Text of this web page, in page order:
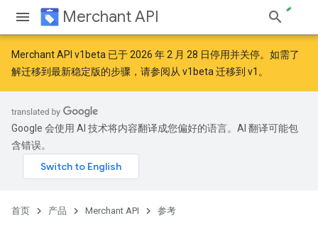
Merchant API
Merchant API v1beta 已于 2026 年 2 月 28 日停用并关停。如需了
解迁移到最新稳定版的步骤，请参阅从 v1beta 迁移到 v1 。
Google 会使用 AI 技术将内容翻译成您偏好的语言。AI 翻译可能包
含错误。
首页 产品 Merchant API 参考